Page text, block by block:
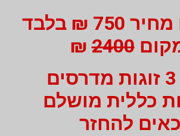
מדרסים מחיר 750 ₪ בלבד
2400
₪
כללית מושלם
להחזר